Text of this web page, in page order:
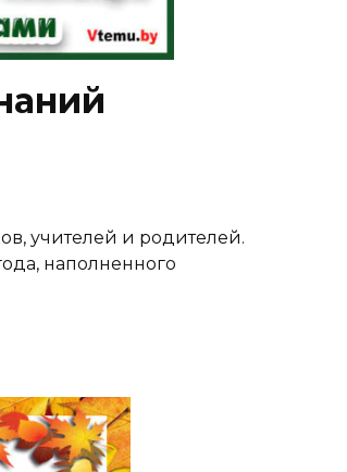
учителей и родителей.
наполненного